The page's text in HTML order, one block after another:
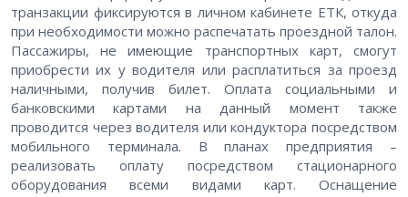
транзакции фиксируются в личном кабинете ЕТК, откуда
при необходимости можно распечатать проездной талон.
Пассажиры, не имеющие транспортных карт, смогут
приобрести их у водителя или расплатиться за проезд
наличными, получив билет. Оплата социальными и
банковскими картами на данный момент также
проводится через водителя или кондуктора посредством
мобильного терминала. В планах предприятия –
реализовать оплату посредством стационарного
оборудования всеми видами карт. Оснащение